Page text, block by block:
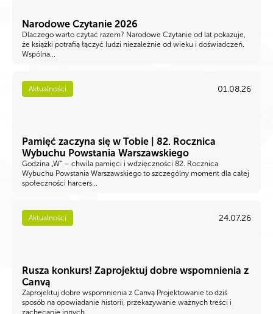
Narodowe Czytanie 2026
Dlaczego warto czytać razem? Narodowe Czytanie od lat pokazuje,
że książki potrafią łączyć ludzi niezależnie od wieku i doświadczeń.
Wspólna...
Aktualności 01.08.26
Pamięć zaczyna się w Tobie | 82. Rocznica
Wybuchu Powstania Warszawskiego
Godzina „W” – chwila pamięci i wdzięczności 82. Rocznica
Wybuchu Powstania Warszawskiego to szczególny moment dla całej
społeczności harcers...
Aktualności 24.07.26
Rusza konkurs! Zaprojektuj dobre wspomnienia z
Canvą
Zaprojektuj dobre wspomnienia z Canvą Projektowanie to dziś
sposób na opowiadanie historii, przekazywanie ważnych treści i
zachęcanie innych...